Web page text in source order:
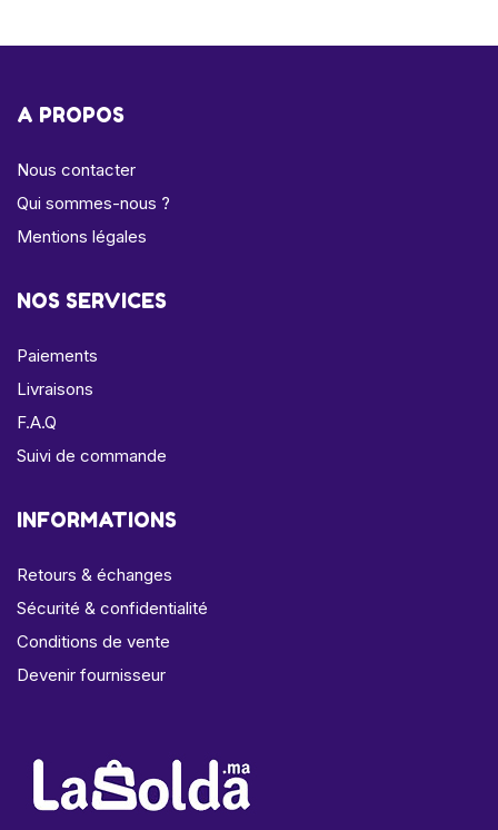
A PROPOS
Nous contacter
Qui sommes-nous ?
Mentions légales
NOS SERVICES
Paiements
Livraisons
F.A.Q
Suivi de commande
INFORMATIONS
Retours & échanges
Sécurité & confidentialité
Conditions de vente
Devenir fournisseur